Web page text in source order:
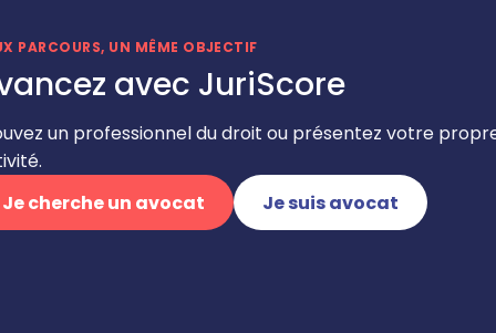
PARCOURS, UN MÊME OBJECTIF
avec JuriScore
un professionnel du droit ou présentez votre
Je cherche un avocat
Je suis avocat